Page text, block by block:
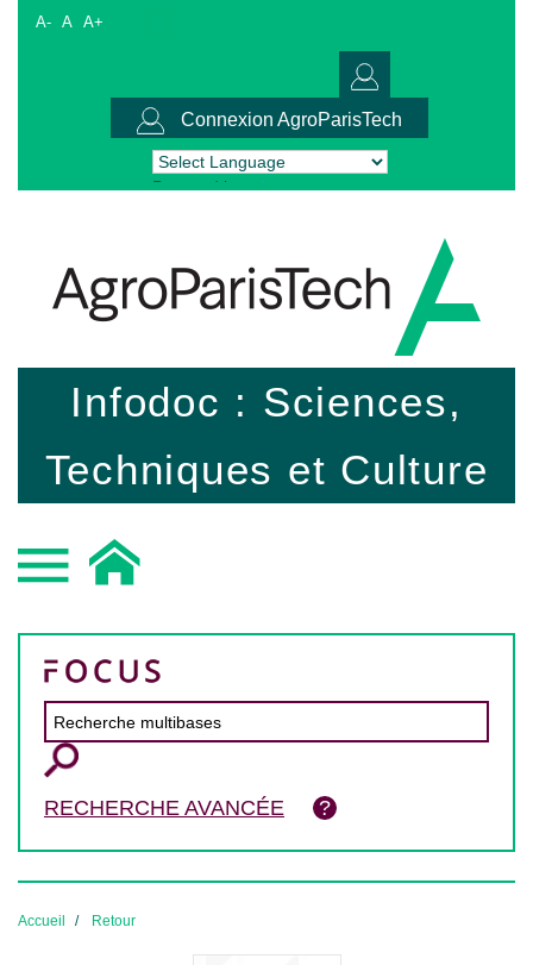
A- A A+
Connexion AgroParisTech
Powered by Translate
Infodoc : Sciences,
Techniques et Culture
RECHERCHE AVANCÉE
Accueil Retour